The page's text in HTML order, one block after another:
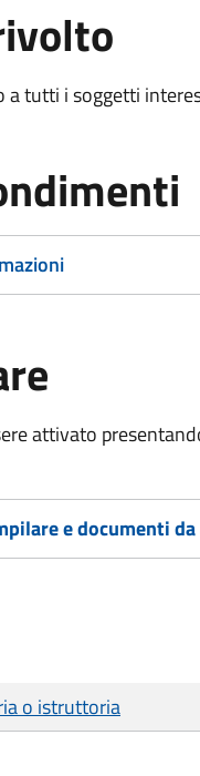
a tutti i soggetti
attivato
e documenti
o istruttoria